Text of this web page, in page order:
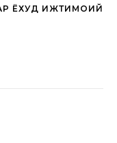
ЁХУД ИЖТИМОИЙ